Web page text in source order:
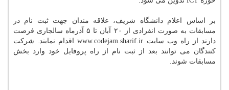
بر اساس اعلام دانشگاه شریف، علاقه مندان جهت ثبت نام در
مسابقات به صورت انفرادی از ۲۰ آبان تا ۵ آذرماه سالجاری فرصت
دارند از راه وب سایت www.codejam.sharif.ir اقدام نمایند. شرکت
کنندگان می توانند بعد از ثبت نام از راه پروفایل خود وارد بخش
مسابقات شوند.